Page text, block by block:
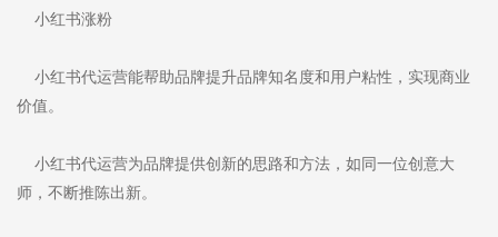
小红书涨粉
小红书代运营能帮助品牌提升品牌知名度和用户粘性，实现商业
价值。
小红书代运营为品牌提供创新的思路和方法，如同一位创意大
师，不断推陈出新。